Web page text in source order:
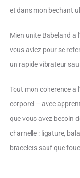
et dans mon bechant
Mien unite Babeland a
vous aviez pour se
un rapide vibrateur
Tout mon coherence a
corporel – avec
que vous avez besoin
charnelle : ligature,
bracelets sauf que